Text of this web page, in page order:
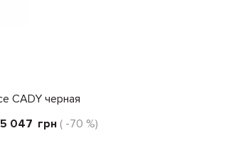
CADY черная
047 грн ( -70 %)